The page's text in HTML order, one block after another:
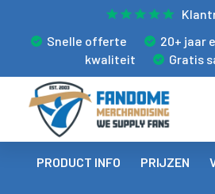
Snelle offerte
20+ jaar
kwaliteit
Gratis
PRODUCT INFO PRIJZEN